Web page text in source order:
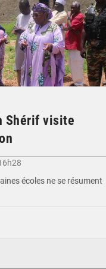
Shérif visite
écoles ne se résument